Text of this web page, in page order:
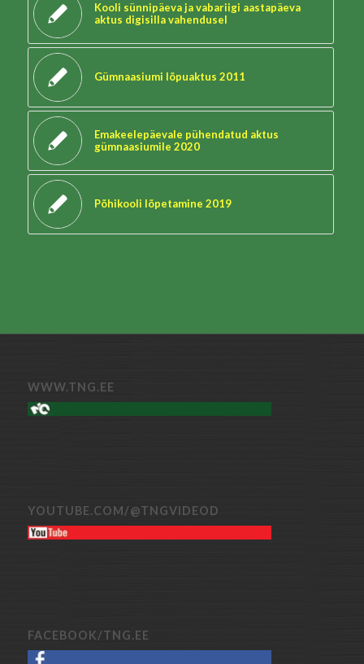
Kooli sünnipäeva ja vabariigi aastapäeva
aktus digisilla vahendusel
Gümnaasiumi lõpuaktus 2011
Emakeelepäevale pühendatud aktus
gümnaasiumile 2020
Põhikooli lõpetamine 2019
WWW.TNG.EE
YOUTUBE.COM/@TNGVIDEOD
FACEBOOK/TNG.EE